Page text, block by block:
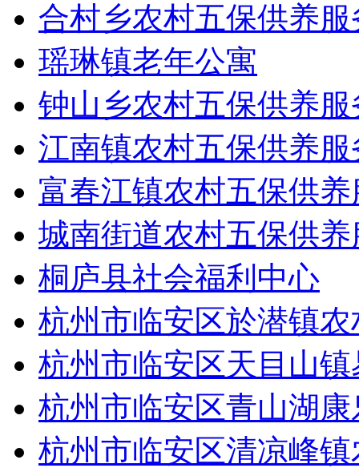
合村乡农村五保供养
瑶琳镇老年公寓
钟山乡农村五保供养
江南镇农村五保供养
富春江镇农村五保供
城南街道农村五保供
桐庐县社会福利中心
杭州市临安区於潜镇
杭州市临安区天目山
杭州市临安区青山湖
杭州市临安区清凉峰